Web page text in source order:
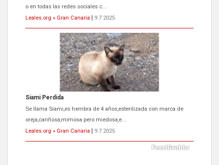
o en todas las redes sociales c...
Leales.org » Gran Canaria
9.7.2025
Siami Perdida
Se llama Siami,es hembra de 4 años,esterilizada con marca de
oreja,cariñosa,mimosa pero miedosa,e...
Leales.org » Gran Canaria
9.7.2025